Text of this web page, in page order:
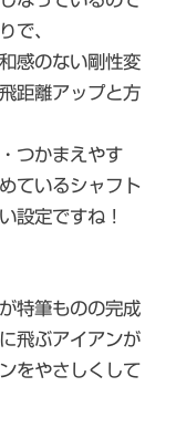
で、
感のない剛性変
距離アップと方
つかまえやす
ているシャフト
設定ですね！
特筆ものの完成
飛ぶアイアンが
をやさしくして